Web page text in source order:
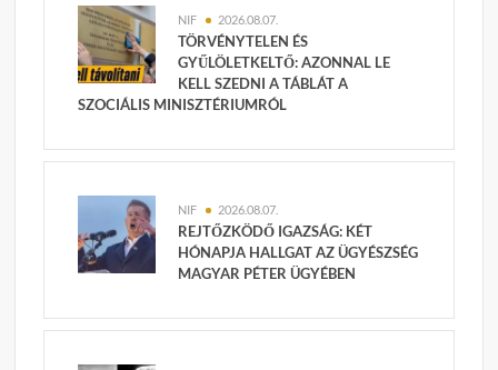
NIF 2026.08.07.
TÖRVÉNYTELEN ÉS
GYŰLÖLETKELTŐ: AZONNAL LE
KELL SZEDNI A TÁBLÁT A
SZOCIÁLIS MINISZTÉRIUMRÓL
NIF 2026.08.07.
REJTŐZKÖDŐ IGAZSÁG: KÉT
HÓNAPJA HALLGAT AZ ÜGYÉSZSÉG
MAGYAR PÉTER ÜGYÉBEN